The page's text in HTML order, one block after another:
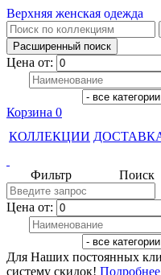
Верхняя женская одежда
Цена от:
Корзина 0
КОЛЛЕКЦИИ
Поиск
Фильтр
Цена от:
Для Наших постоянных
систему скидок! Подробнее